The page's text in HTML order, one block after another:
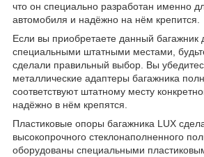
что он специально разработан именно
автомобиля и надёжно на нём крепится.
Если вы приобретаете данный багажник
специальными штатными местами,
сделали правильный выбор. Вы
металлические адаптеры багажника
соответствуют штатному месту
надёжно в нём крепятся.
Пластиковые опоры багажника LUX
высокопрочного стеклонаполненного
оборудованы специальными